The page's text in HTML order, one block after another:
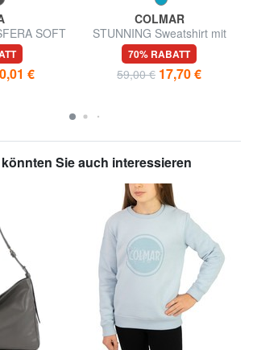
SOFT
Leder,
€
COLMAR
STUNNING Sweatshirt mit
Rundhalsausschnitt und Glitzer-
Print
70% RABATT
59,00 € 17,70 €
Sie auch interessieren